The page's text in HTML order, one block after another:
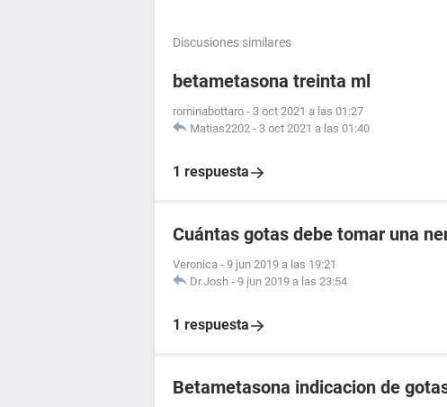
Discusiones similares
betametasona treinta ml
rominabottaro - 3 oct 2021 a las 01:27
Matias2202 - 3 oct 2021 a las 01:40
1 respuesta
Cuántas gotas debe tomar una
Veronica - 9 jun 2019 a las 19:21
Dr.Josh - 9 jun 2019 a las 23:54
1 respuesta
Betametasona indicacion de